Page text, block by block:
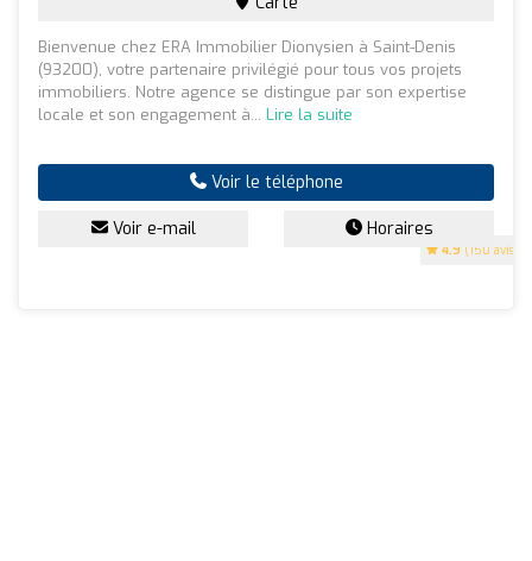
4.9 (150 avis)
Bienvenue chez ERA Immobilier Dionysien à Saint-Denis
(93200), votre partenaire privilégié pour tous vos projets
immobiliers. Notre agence se distingue par son expertise
locale et son engagement à... Lire la suite
Voir le téléphone
Voir e-mail Horaires